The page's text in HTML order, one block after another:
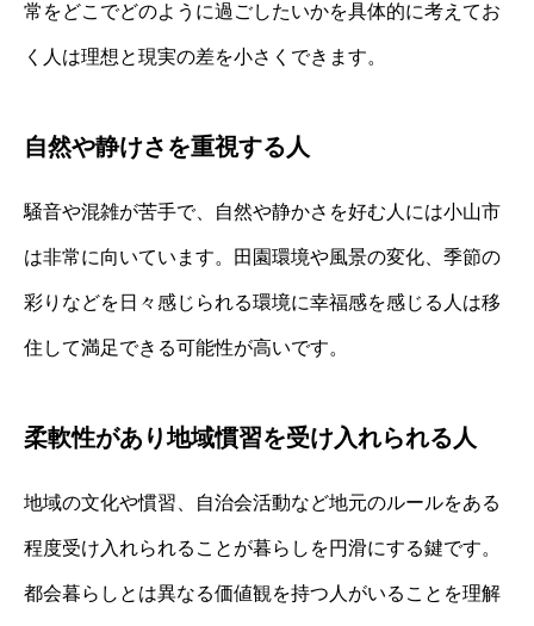
常をどこでどのように過ごしたいかを具体的に考えてお
く人は理想と現実の差を小さくできます。
自然や静けさを重視する人
騒音や混雑が苦手で、自然や静かさを好む人には小山市
は非常に向いています。田園環境や風景の変化、季節の
彩りなどを日々感じられる環境に幸福感を感じる人は移
住して満足できる可能性が高いです。
柔軟性があり地域慣習を受け入れられる人
地域の文化や慣習、自治会活動など地元のルールをある
程度受け入れられることが暮らしを円滑にする鍵です。
都会暮らしとは異なる価値観を持つ人がいることを理解